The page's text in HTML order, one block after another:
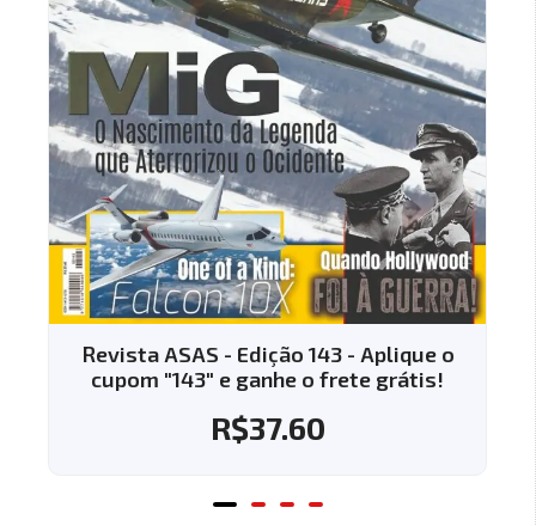
Revista ASAS - Edição 144 - Aplique o
cupom "144" e ganhe o frete grátis!
R$37.60